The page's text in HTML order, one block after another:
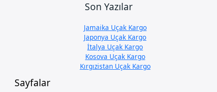
Son Yazılar
Jamaika Uçak Kargo
Japonya Uçak Kargo
İtalya Uçak Kargo
Kosova Uçak Kargo
Kırgızistan Uçak Kargo
Sayfalar